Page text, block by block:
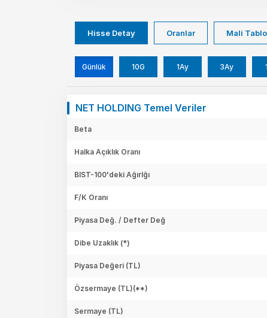
Hisse Detay Oranlar Mali
Günlük 10G 1Ay 3Ay
NET HOLDING Temel Veriler
Beta
Halka Açıklık Oranı
BIST-100'deki Ağırlğı
F/K Oranı
Piyasa Değ. / Defter Değ
Dibe Uzaklık (*)
Piyasa Değeri (TL)
Özsermaye (TL)(**)
Sermaye (TL)